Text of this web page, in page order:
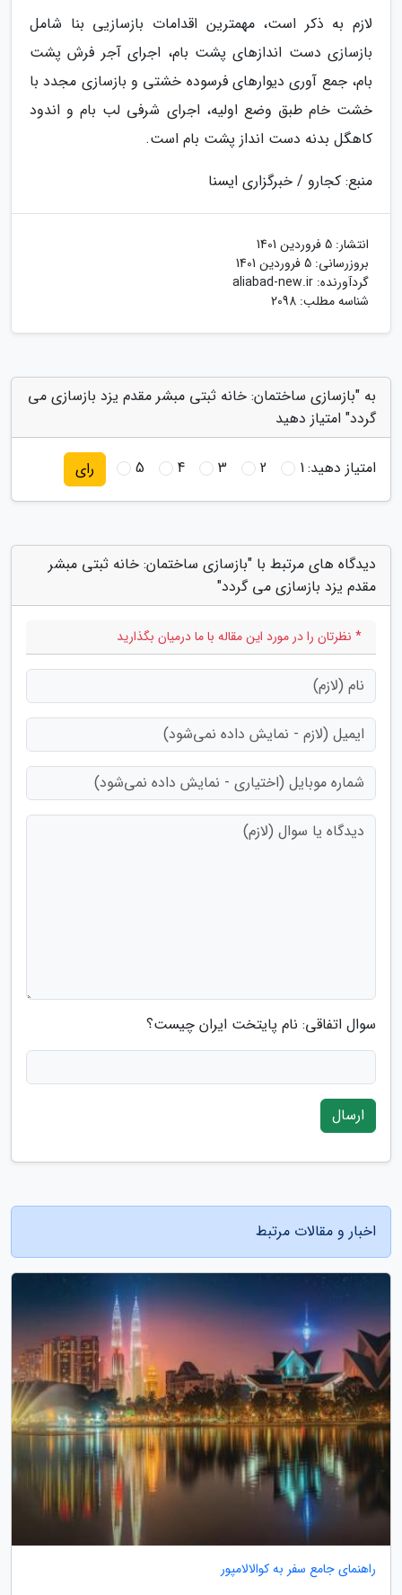
لازم به ذکر است، مهمترین اقدامات بازسازیی بنا شامل
بازسازی دست اندازهای پشت بام، اجرای آجر فرش پشت
بام، جمع آوری دیوارهای فرسوده خشتی و بازسازی مجدد با
خشت خام طبق وضع اولیه، اجرای شرفی لب بام و اندود
کاهگل بدنه دست انداز پشت بام است.
منبع: کجارو / خبرگزاری ایسنا
انتشار: 5 فروردین 1401
بروزرسانی: 5 فروردین 1401
گردآورنده: aliabad-new.ir
شناسه مطلب: 2098
به "بازسازی ساختمان: خانه ثبتی مبشر مقدم یزد بازسازی می
گردد" امتیاز دهید
امتیاز دهید:1
2
3
4
5 رای
دیدگاه های مرتبط با "بازسازی ساختمان: خانه ثبتی مبشر
مقدم یزد بازسازی می گردد"
* نظرتان را در مورد این مقاله با ما درمیان بگذارید
سوال اتفاقی: نام پایتخت ایران چیست؟
ارسال
اخبار و مقالات مرتبط
راهنمای جامع سفر به کوالالامپور